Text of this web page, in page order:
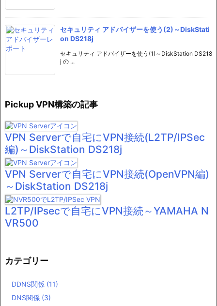
セキュリティ アドバイザーを使う(2)～DiskStati
on DS218j
セキュリティ アドバイザーを使う(1)～DiskStation DS218
j の ...
Pickup VPN構築の記事
VPN Serverで自宅にVPN接続(L2TP/IPSec
編)～DiskStation DS218j
VPN Serverで自宅にVPN接続(OpenVPN編)
～DiskStation DS218j
L2TP/IPsecで自宅にVPN接続～YAMAHA N
VR500
カテゴリー
DDNS関係 (11)
DNS関係 (3)